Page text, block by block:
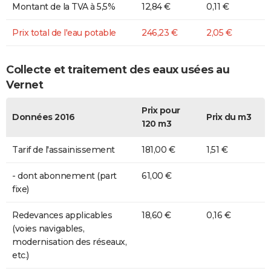
Montant de la TVA à 5,5% 12,84 € 0,11 €
Prix total de l'eau potable 246,23 € 2,05 €
Collecte et traitement des eaux usées au
Vernet
Données 2016
Prix pour
120 m3
Prix du m3
Tarif de l'assainissement 181,00 € 1,51 €
- dont abonnement (part
fixe)
61,00 €
Redevances applicables
(voies navigables,
modernisation des réseaux,
etc.)
18,60 € 0,16 €